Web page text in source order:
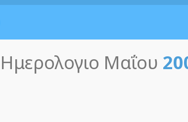
Ημερολογιο Μαΐου